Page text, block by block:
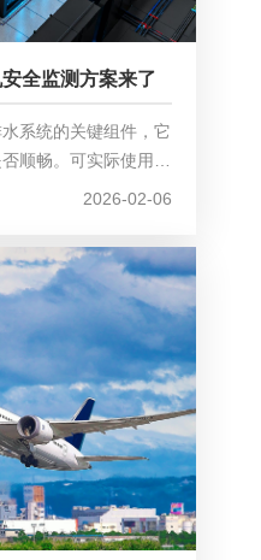
全监测方案来了
系统的关键组件，它
顺畅。可实际使用
觉并处理，不仅会打
检测，实在是重中之
2026-02-06